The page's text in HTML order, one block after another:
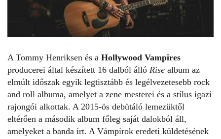
A Tommy Henriksen és a Hollywood Vampires
producerei által készített 16 dalból álló Rise album az
elmúlt időszak egyik legtisztább és legélvezetesebb rock
and roll albuma, amelyet a zene mesterei és a stílus igazi
rajongói alkottak. A 2015-ös debütáló lemezüktől
eltérően a második album főleg saját dalokból áll,
amelyeket a banda írt. A Vámpírok eredeti küldetésének